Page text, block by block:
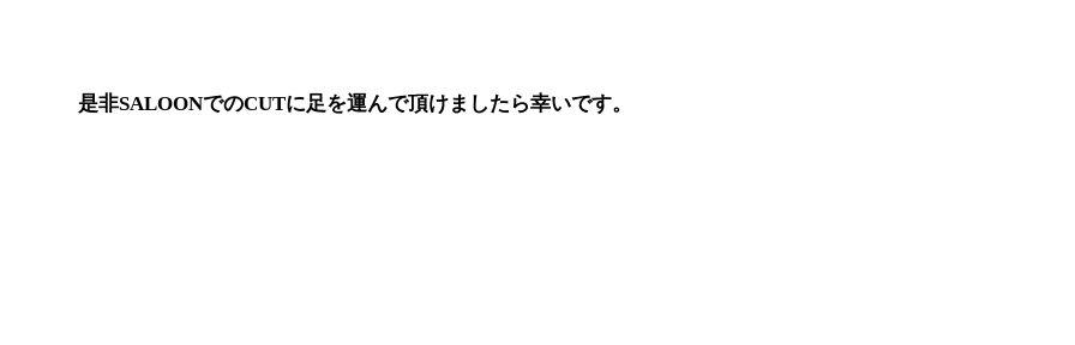
是非SALOONでのCUTに足を運んで頂けましたら幸いです。